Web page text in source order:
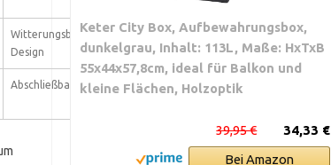
Witterungsbeständig, modernes
Design
Abschließbar, wetterfest
Keter City Box, Aufbewahrungsbox,
dunkelgrau, Inhalt: 113L, Maße: HxTxB
55x44x57,8cm, ideal für Balkon und
kleine Flächen, Holzoptik
34,33 €
39,95 €
Bei Amazon